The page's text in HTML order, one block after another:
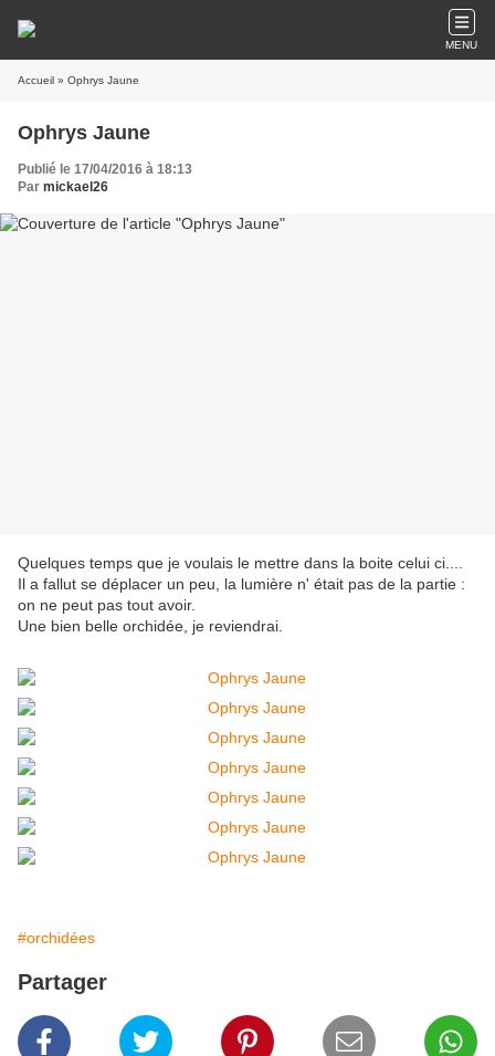
MENU
Accueil » Ophrys Jaune
Ophrys Jaune
Publié le 17/04/2016 à 18:13
Par mickael26
Quelques temps que je voulais le mettre dans la boite celui ci....
Il a fallut se déplacer un peu, la lumière n' était pas de la partie :
on ne peut pas tout avoir.
Une bien belle orchidée, je reviendrai.
#orchidées
Partager